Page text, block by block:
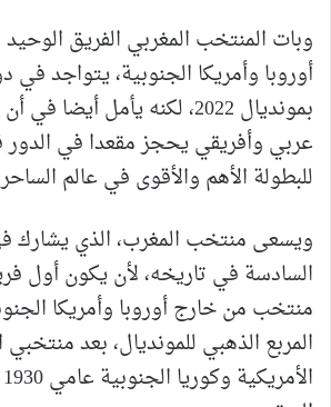
وبات المنتخب المغربي الفريق
أوروبا وأمريكا الجنوبية، يتواجد في
بمونديال 2022، لكنه يأمل
عربي وأفريقي يحجز مقعدا في الدور
للبطولة الأهم والأقوى في عالم
ويسعى منتخب المغرب، الذي يشارك
السادسة في تاريخه، لأن يكون أول
منتخب من خارج أوروبا وأمريكا
المربع الذهبي للمونديال، بعد منتخبي